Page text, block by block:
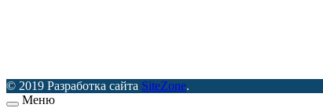
© 2019 Разработка сайта SiteZone.
Меню